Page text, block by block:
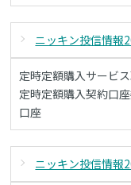
ニッキン投信情報
定時定額購入サービ
定時定額購入契約口
口座
ニッキン投信情報